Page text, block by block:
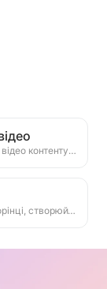
Ефективний інструмент для витягування відео контенту з веб-сторінок, який може швидко сканувати веб-сторінки та організовувати інформацію про відео в структуровану таблицю Markdown.
Аналізуйте дані рейтингу на поточній сторінці, створюйте звіти про тенденції. Визначайте популярні категорії, швидко зростаючі типи продуктів та нові технології. Надавайте миттєві ринкові інсайти, щоб допомогти вам зрозуміти останні тенденції продуктів та ринкові рухи.